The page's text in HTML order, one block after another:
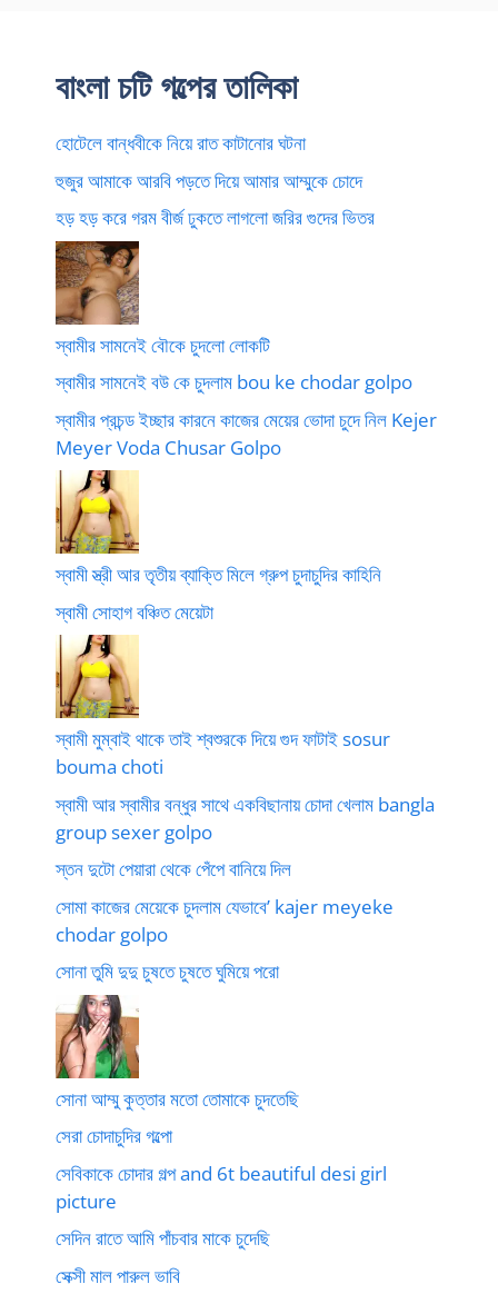
বাংলা চটি গল্পের তালিকা
হোটেলে বান্ধবীকে নিয়ে রাত কাটানোর ঘটনা
হুজুর আমাকে আরবি পড়তে দিয়ে আমার আম্মুকে চোদে
হড় হড় করে গরম বীর্জ ঢুকতে লাগলো জরির গুদের ভিতর
স্বামীর সামনেই বৌকে চুদলো লোকটি
স্বামীর সামনেই বউ কে চুদলাম bou ke chodar golpo
স্বামীর প্রচন্ড ইচ্ছার কারনে কাজের মেয়ের ভোদা চুদে নিল Kejer
Meyer Voda Chusar Golpo
স্বামী স্ত্রী আর তৃতীয় ব্যাক্তি মিলে গ্রুপ চুদাচুদির কাহিনি
স্বামী সোহাগ বঞ্চিত মেয়েটা
স্বামী মুম্বাই থাকে তাই শ্বশুরকে দিয়ে গুদ ফাটাই sosur
bouma choti
স্বামী আর স্বামীর বন্ধুর সাথে একবিছানায় চোদা খেলাম bangla
group sexer golpo
স্তন দুটো পেয়ারা থেকে পেঁপে বানিয়ে দিল
সোমা কাজের মেয়েকে চুদলাম যেভাবে’ kajer meyeke
chodar golpo
সোনা তুমি দুদু চুষতে চুষতে ঘুমিয়ে পরো
সোনা আম্মু কুত্তার মতো তোমাকে চুদতেছি
সেরা চোদাচুদির গল্পো
সেবিকাকে চোদার গল্প and 6t beautiful desi girl
picture
সেদিন রাতে আমি পাঁচবার মাকে চুদেছি
সেক্সী মাল পারুল ভাবি